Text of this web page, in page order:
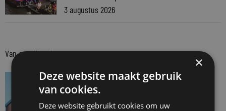
3 augustus 2026
Van onze kennispartners
VAN ONZE KENNISPARTNERS
Van praktijk naar bewijs: hoe onderbouw je
keuzes tijdens een Wwft-audit?
×
Deze website maakt gebruik
van cookies.
Deze website gebruikt cookies om uw